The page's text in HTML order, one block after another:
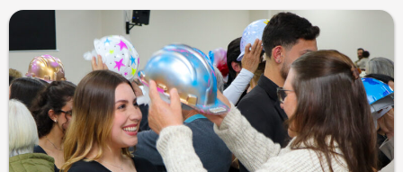
Sapien
Simulado Preparatório
WhatsApp Campo Real